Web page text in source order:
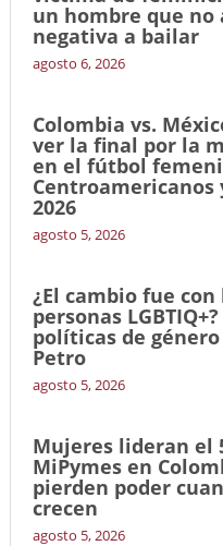
un hombre que no
negativa a bailar
agosto 6, 2026
Colombia vs.
ver la final por la
en el fútbol
Centroamericanos
2026
agosto 5, 2026
¿El cambio fue
personas
políticas de
Petro
agosto 5, 2026
Mujeres lideran el
MiPymes en
pierden poder
crecen
agosto 5, 2026